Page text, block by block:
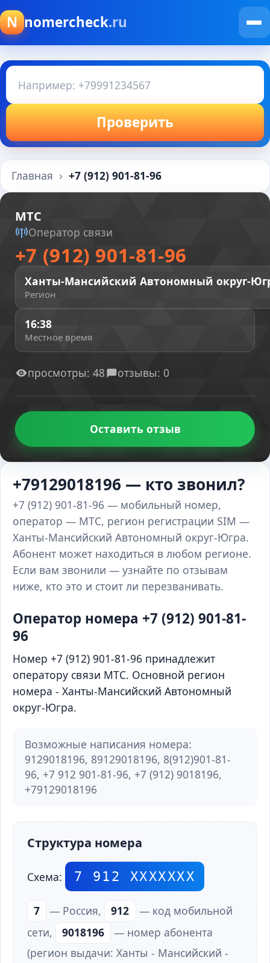
N nomercheck.ru
Проверить
Главная +7 (912) 901-81-96
просмотры: 48 отзывы: 0
МТС
Оператор связи
+7 (912) 901-81-96
Ханты-Мансийский Автономный округ-
Регион
16:38
Местное время
Оставить отзыв
+79129018196 — кто звонил?
+7 (912) 901-81-96 — мобильный номер,
оператор — МТС, регион регистрации SIM —
Ханты-Мансийский Автономный округ-Югра.
Абонент может находиться в любом регионе.
Если вам звонили — узнайте по отзывам
ниже, кто это и стоит ли перезванивать.
Оператор номера +7 (912) 901-81-
96
Номер +7 (912) 901-81-96 принадлежит
оператору связи МТС. Основной регион
номера - Ханты-Мансийский Автономный
округ-Югра.
Возможные написания номера:
9129018196, 89129018196, 8(912)901-81-
96, +7 912 901-81-96, +7 (912) 9018196,
+79129018196
Структура номера
Схема: 7 912 ХХХХХХХ
7 — Россия, 912
— код мобильной
сети,
9018196
— номер абонента
(регион выдачи: Ханты - Мансийский -